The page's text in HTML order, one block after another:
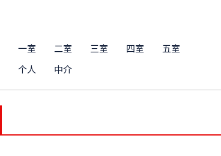
一室 二室 三室 四室 五室
个人 中介